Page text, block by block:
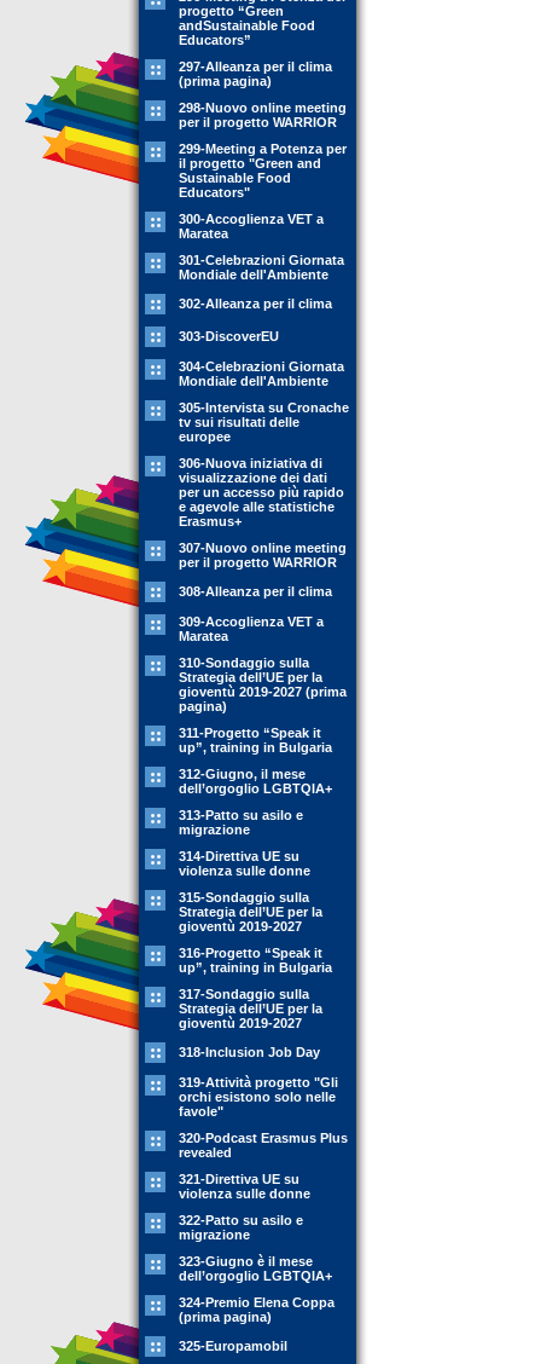
progetto “Green
andSustainable Food
Educators”
297-Alleanza per il clima
(prima pagina)
298-Nuovo online meeting
per il progetto WARRIOR
299-Meeting a Potenza per
il progetto "Green and
Sustainable Food
Educators"
300-Accoglienza VET a
Maratea
301-Celebrazioni Giornata
Mondiale dell'Ambiente
302-Alleanza per il clima
303-DiscoverEU
304-Celebrazioni Giornata
Mondiale dell'Ambiente
305-Intervista su Cronache
tv sui risultati delle
europee
306-Nuova iniziativa di
visualizzazione dei dati
per un accesso più rapido
e agevole alle statistiche
Erasmus+
307-Nuovo online meeting
per il progetto WARRIOR
308-Alleanza per il clima
309-Accoglienza VET a
Maratea
310-Sondaggio sulla
Strategia dell’UE per la
gioventù 2019-2027 (prima
pagina)
311-Progetto “Speak it
up”, training in Bulgaria
312-Giugno, il mese
dell’orgoglio LGBTQIA+
313-Patto su asilo e
migrazione
314-Direttiva UE su
violenza sulle donne
315-Sondaggio sulla
Strategia dell’UE per la
gioventù 2019-2027
316-Progetto “Speak it
up”, training in Bulgaria
317-Sondaggio sulla
Strategia dell’UE per la
gioventù 2019-2027
318-Inclusion Job Day
319-Attività progetto "Gli
orchi esistono solo nelle
favole"
320-Podcast Erasmus Plus
revealed
321-Direttiva UE su
violenza sulle donne
322-Patto su asilo e
migrazione
323-Giugno è il mese
dell’orgoglio LGBTQIA+
324-Premio Elena Coppa
(prima pagina)
325-Europamobil